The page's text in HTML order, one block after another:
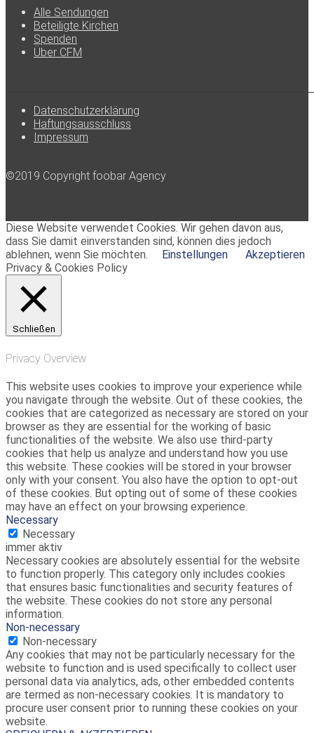
Alle Sendungen
Beteiligte Kirchen
Spenden
Über CFM
Datenschutzerklärung
Haftungsausschluss
Impressum
©2019 Copyright foobar Agency
Diese Website verwendet Cookies. Wir gehen davon aus,
dass Sie damit einverstanden sind, können dies jedoch
ablehnen, wenn Sie möchten.
Einstellungen
Akzeptieren
Privacy & Cookies Policy
Schließen
Privacy Overview
This website uses cookies to improve your experience while
you navigate through the website. Out of these cookies, the
cookies that are categorized as necessary are stored on your
browser as they are essential for the working of basic
functionalities of the website. We also use third-party
cookies that help us analyze and understand how you use
this website. These cookies will be stored in your browser
only with your consent. You also have the option to opt-out
of these cookies. But opting out of some of these cookies
may have an effect on your browsing experience.
Necessary
Necessary
immer aktiv
Necessary cookies are absolutely essential for the website
to function properly. This category only includes cookies
that ensures basic functionalities and security features of
the website. These cookies do not store any personal
information.
Non-necessary
Non-necessary
Any cookies that may not be particularly necessary for the
website to function and is used specifically to collect user
personal data via analytics, ads, other embedded contents
are termed as non-necessary cookies. It is mandatory to
procure user consent prior to running these cookies on your
website.